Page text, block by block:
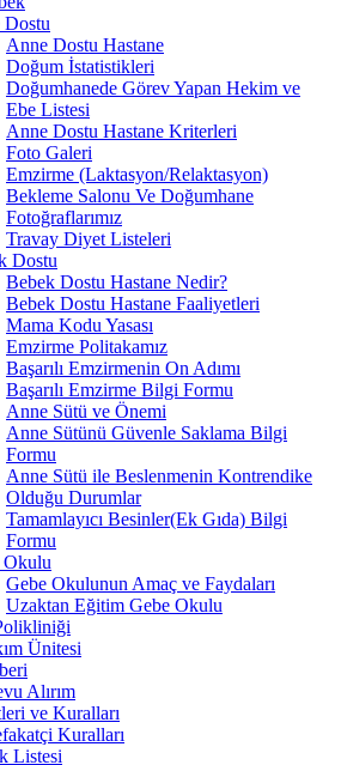
Dostu
Anne Dostu Hastane
Doğum İstatistikleri
Doğumhanede Görev Yapan Hekim ve
Ebe Listesi
Anne Dostu Hastane Kriterleri
Foto Galeri
Emzirme (Laktasyon/Relaktasyon)
Bekleme Salonu Ve Doğumhane
Fotoğraflarımız
Travay Diyet Listeleri
Dostu
Bebek Dostu Hastane Nedir?
Bebek Dostu Hastane Faaliyetleri
Mama Kodu Yasası
Emzirme Politakamız
Başarılı Emzirmenin On Adımı
Başarılı Emzirme Bilgi Formu
Anne Sütü ve Önemi
Anne Sütünü Güvenle Saklama Bilgi
Formu
Anne Sütü ile Beslenmenin Kontrendike
Olduğu Durumlar
Tamamlayıcı Besinler(Ek Gıda) Bilgi
Formu
Okulu
Gebe Okulunun Amaç ve Faydaları
Uzaktan Eğitim Gebe Okulu
Ünitesi
Alırım
ve Kuralları
Kuralları
Listesi